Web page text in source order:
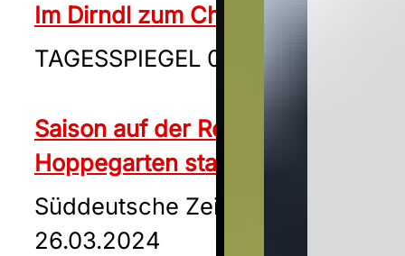
Im Dirndl zum Christmas Cocktail
TAGESSPIEGEL 06.10.2024
Saison auf der Rennbahn
Hoppegarten startet
Süddeutsche Zeitung
26.03.2024